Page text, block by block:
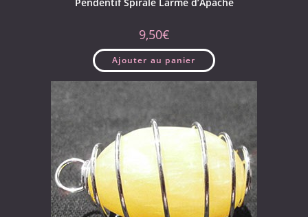
9,50€
Ajouter au panier